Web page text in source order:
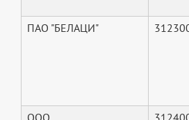
ПАО "БЕЛАЦИ"
ООО